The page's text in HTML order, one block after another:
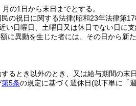
月の1日から末日までとする。
の祝日に関する法律(昭和23年法律第
日曜日、土曜日又は休日でない日に支
に異動を生じた者には、その日から新
るとき以外のとき、又は給与期間の末
第5条の規定に基づく週休日(以下単に「